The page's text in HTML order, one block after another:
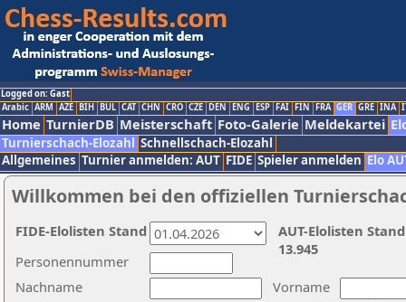
Logged on: Gast
Arabic ARM AZE BIH BUL CAT CHN CRO CZE DEN ENG ESP FAI FIN FRA GER GRE INA
Home TurnierDB Meisterschaft Foto-Galerie Meldekartei
Turnierschach-Elozahl Schnellschach-Elozahl
Allgemeines Turnier anmelden: AUT FIDE Spieler anmelden Elo
Willkommen bei den offiziellen
Nachname
Vorname
Personennummer
AUT-Elolisten
13.945
FIDE-Elolisten Stand